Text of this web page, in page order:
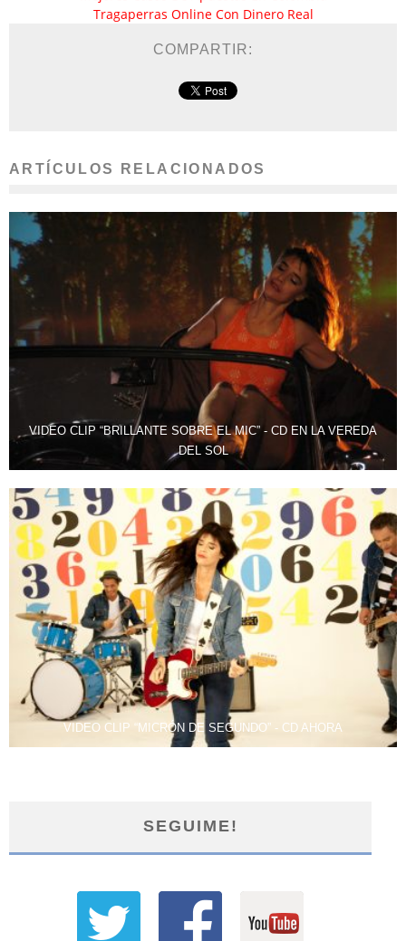
Tragaperras Online Con Dinero Real
COMPARTIR:
ARTÍCULOS RELACIONADOS
VIDEO CLIP “BRILLANTE SOBRE EL MIC” - CD EN LA VEREDA
DEL SOL
VIDEO CLIP “MICRÓN DE SEGUNDO” - CD AHORA
SEGUIME!